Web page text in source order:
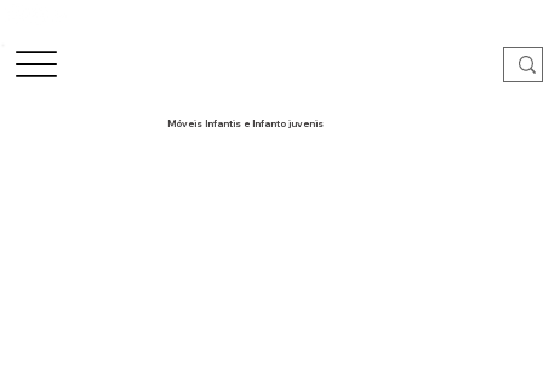
Móveis Infantis e Infanto juvenis